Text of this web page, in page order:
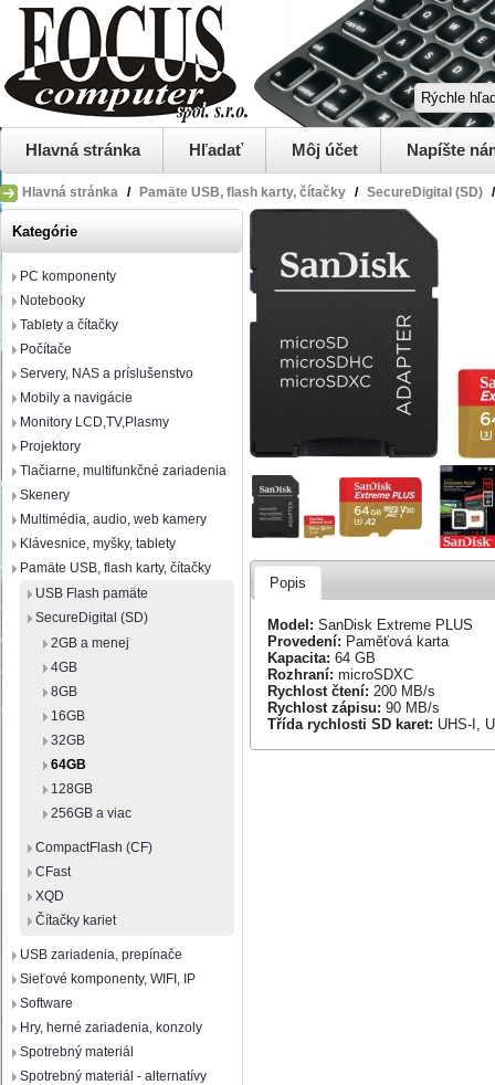
Hlavná stránka Hľadať Môj účet Napíšte
Hlavná stránka / Pamäte USB, flash karty, čítačky / SecureDigital (SD) /
Kategórie
PC komponenty
Notebooky
Tablety a čítačky
Počítače
Servery, NAS a príslušenstvo
Mobily a navigácie
Monitory LCD,TV,Plasmy
Projektory
Tlačiarne, multifunkčné zariadenia
Skenery
Multimédia, audio, web kamery
Klávesnice, myšky, tablety
Pamäte USB, flash karty, čítačky
USB Flash pamäte
SecureDigital (SD)
2GB a menej
4GB
8GB
16GB
32GB
64GB
128GB
256GB a viac
CompactFlash (CF)
CFast
XQD
Čítačky kariet
USB zariadenia, prepínače
Sieťové komponenty, WIFI, IP
Software
Hry, herné zariadenia, konzoly
Spotrebný materiál
Spotrebný materiál - alternatívy
Popis
Model: SanDisk Extreme PLUS
Provedení: Paměťová karta
Kapacita: 64 GB
Rozhraní: microSDXC
Rychlost čtení: 200 MB/s
Rychlost zápisu: 90 MB/s
Třída rychlosti SD karet: UHS-I,